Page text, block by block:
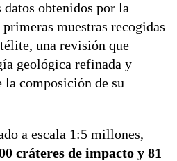
datos obtenidos por la
primeras muestras recogidas
una revisión que
geológica refinada y
la composición de su
a escala 1:5 millones,
cráteres de impacto y 81